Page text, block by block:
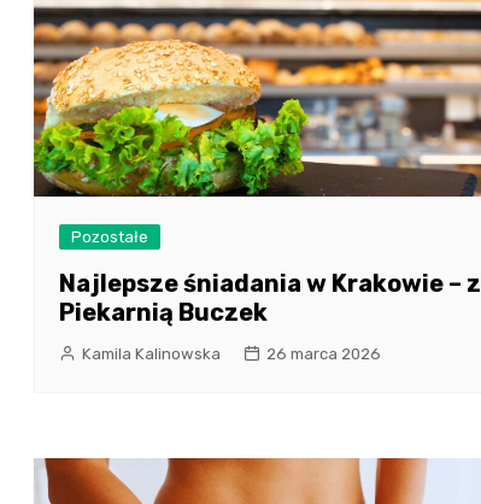
Pozostałe
Najlepsze śniadania w Krakowie – z
Piekarnią Buczek
Kamila Kalinowska 26 marca 2026